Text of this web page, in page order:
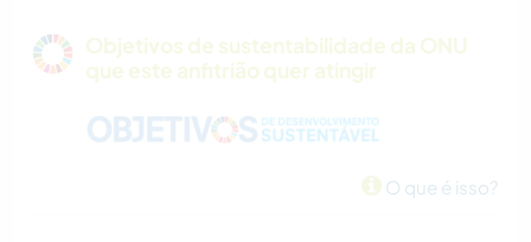
Objetivos de sustentabilidade da ONU
que este anfitrião quer atingir
O que é isso?